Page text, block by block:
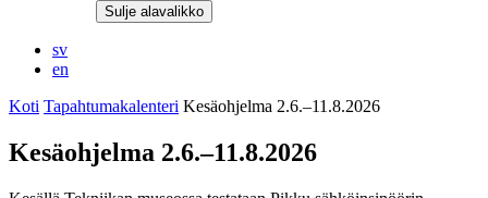
Sulje alavalikko
sv
en
Koti Tapahtumakalenteri Kesäohjelma 2.6.–11.8.2026
Kesäohjelma 2.6.–11.8.2026